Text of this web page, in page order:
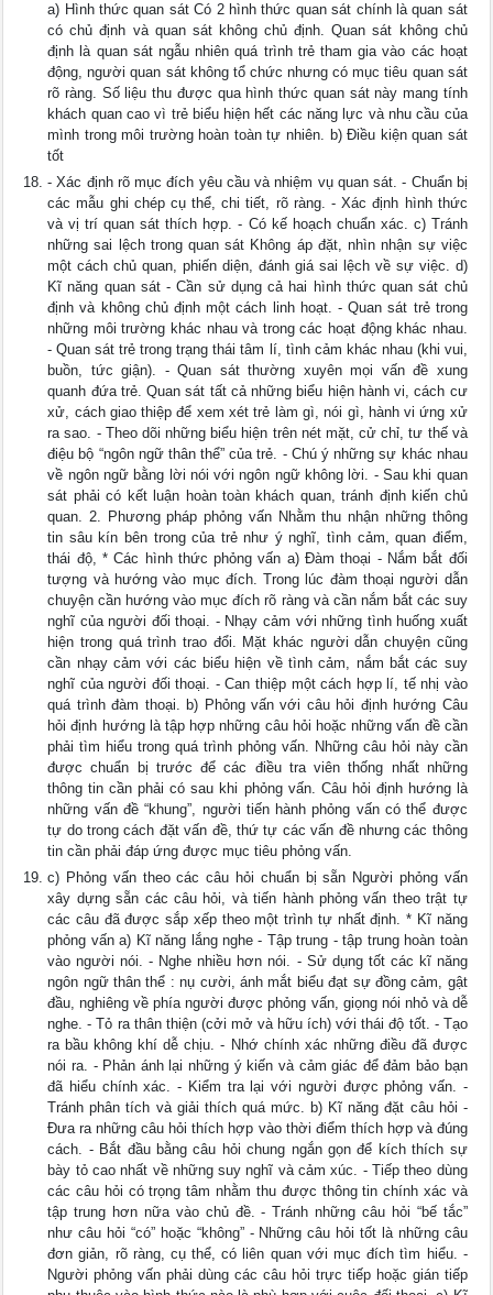
a) Hình thức quan sát Có 2 hình thức quan sát chính là quan sát
có chủ định và quan sát không chủ định. Quan sát không chủ
định là quan sát ngẫu nhiên quá trình trẻ tham gia vào các hoạt
động, người quan sát không tổ chức nhưng có mục tiêu quan sát
rõ ràng. Số liệu thu được qua hình thức quan sát này mang tính
khách quan cao vì trẻ biểu hiện hết các năng lực và nhu cầu của
mình trong môi trường hoàn toàn tự nhiên. b) Điều kiện quan sát
tốt
- Xác định rõ mục đích yêu cầu và nhiệm vụ quan sát. - Chuẩn bị
các mẫu ghi chép cụ thể, chi tiết, rõ ràng. - Xác định hình thức
và vị trí quan sát thích hợp. - Có kế hoạch chuẩn xác. c) Tránh
những sai lệch trong quan sát Không áp đặt, nhìn nhận sự việc
một cách chủ quan, phiến diện, đánh giá sai lệch về sự việc. d)
Kĩ năng quan sát - Cần sử dụng cả hai hình thức quan sát chủ
định và không chủ định một cách linh hoạt. - Quan sát trẻ trong
những môi trường khác nhau và trong các hoạt động khác nhau.
- Quan sát trẻ trong trạng thái tâm lí, tình cảm khác nhau (khi vui,
buồn, tức giận). - Quan sát thường xuyên mọi vấn đề xung
quanh đứa trẻ. Quan sát tất cả những biểu hiện hành vi, cách cư
xử, cách giao thiệp để xem xét trẻ làm gì, nói gì, hành vi ứng xử
ra sao. - Theo dõi những biểu hiện trên nét mặt, cử chỉ, tư thế và
điệu bộ “ngôn ngữ thân thể” của trẻ. - Chú ý những sự khác nhau
về ngôn ngữ bằng lời nói với ngôn ngữ không lời. - Sau khi quan
sát phải có kết luận hoàn toàn khách quan, tránh định kiến chủ
quan. 2. Phương pháp phỏng vấn Nhằm thu nhận những thông
tin sâu kín bên trong của trẻ như ý nghĩ, tình cảm, quan điểm,
thái độ, * Các hình thức phỏng vấn a) Đàm thoại - Nắm bắt đối
tượng và hướng vào mục đích. Trong lúc đàm thoại người dẫn
chuyện cần hướng vào mục đích rõ ràng và cần nắm bắt các suy
nghĩ của người đối thoại. - Nhạy cảm với những tình huống xuất
hiện trong quá trình trao đổi. Mặt khác người dẫn chuyện cũng
cần nhạy cảm với các biểu hiện về tình cảm, nắm bắt các suy
nghĩ của người đối thoại. - Can thiệp một cách hợp lí, tế nhị vào
quá trình đàm thoại. b) Phỏng vấn với câu hỏi định hướng Câu
hỏi định hướng là tập hợp những câu hỏi hoặc những vấn đề cần
phải tìm hiểu trong quá trình phỏng vấn. Những câu hỏi này cần
được chuẩn bị trước để các điều tra viên thống nhất những
thông tin cần phải có sau khi phỏng vấn. Câu hỏi định hướng là
những vấn đề “khung”, người tiến hành phỏng vấn có thể được
tự do trong cách đặt vấn đề, thứ tự các vấn đề nhưng các thông
tin cần phải đáp ứng được mục tiêu phỏng vấn.
c) Phỏng vấn theo các câu hỏi chuẩn bị sẵn Người phỏng vấn
xây dựng sẵn các câu hỏi, và tiến hành phỏng vấn theo trật tự
các câu đã được sắp xếp theo một trình tự nhất định. * Kĩ năng
phỏng vấn a) Kĩ năng lắng nghe - Tập trung - tập trung hoàn toàn
vào người nói. - Nghe nhiều hơn nói. - Sử dụng tốt các kĩ năng
ngôn ngữ thân thể : nụ cười, ánh mắt biểu đạt sự đồng cảm, gật
đầu, nghiêng về phía người được phỏng vấn, giọng nói nhỏ và dễ
nghe. - Tỏ ra thân thiện (cởi mở và hữu ích) với thái độ tốt. - Tạo
ra bầu không khí dễ chịu. - Nhớ chính xác những điều đã được
nói ra. - Phản ánh lại những ý kiến và cảm giác để đảm bảo bạn
đã hiểu chính xác. - Kiểm tra lại với người được phỏng vấn. -
Tránh phân tích và giải thích quá mức. b) Kĩ năng đặt câu hỏi -
Đưa ra những câu hỏi thích hợp vào thời điểm thích hợp và đúng
cách. - Bắt đầu bằng câu hỏi chung ngắn gọn để kích thích sự
bày tỏ cao nhất về những suy nghĩ và cảm xúc. - Tiếp theo dùng
các câu hỏi có trọng tâm nhằm thu được thông tin chính xác và
tập trung hơn nữa vào chủ đề. - Tránh những câu hỏi “bế tắc”
như câu hỏi “có” hoặc “không” - Những câu hỏi tốt là những câu
đơn giản, rõ ràng, cụ thể, có liên quan với mục đích tìm hiểu. -
Người phỏng vấn phải dùng các câu hỏi trực tiếp hoặc gián tiếp